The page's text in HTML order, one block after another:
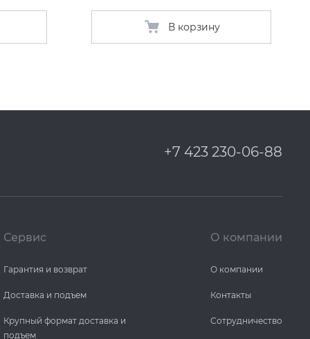
В корзину
+7 423 230-06-88
Сервис
Гарантия и возврат
Доставка и подъем
Крупный формат доставка и
подъем
О компании
О компании
Контакты
Сотрудничество